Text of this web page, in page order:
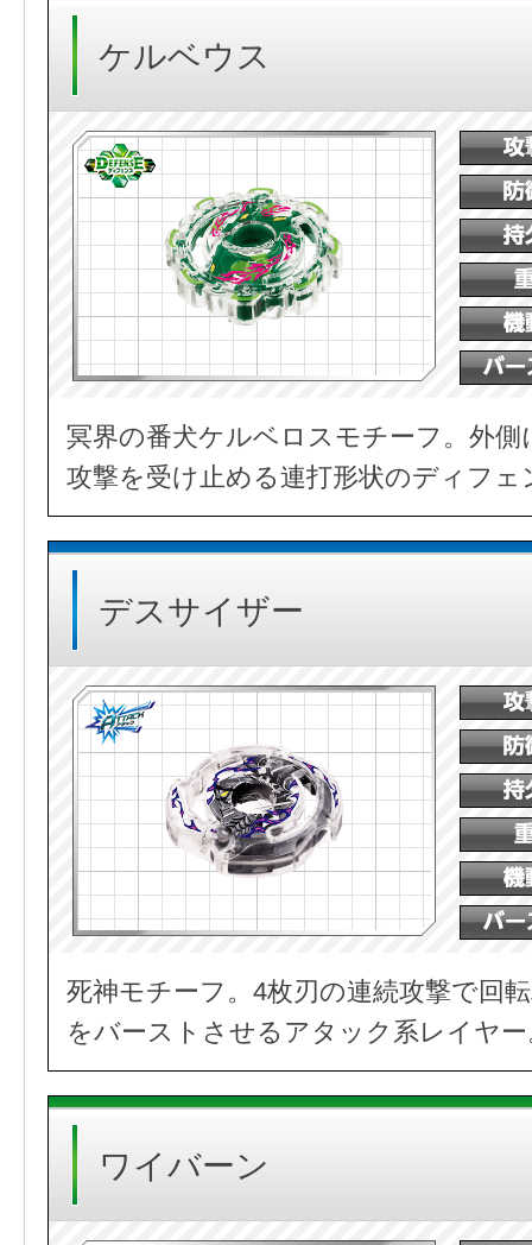
ケルベウス
冥界の番犬ケルベロスモチーフ。外
攻撃を受け止める連打形状のディフ
デスサイザー
死神モチーフ。4枚刃の連続攻撃で回
をバーストさせるアタック系レイヤー
ワイバーン